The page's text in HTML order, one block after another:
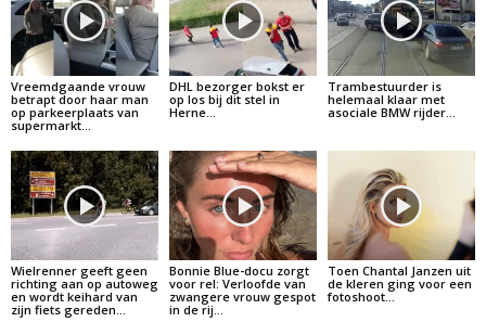
Vreemdgaande vrouw
betrapt door haar man
op parkeerplaats van
supermarkt…
DHL bezorger bokst er
op los bij dit stel in
Herne…
Trambestuurder is
helemaal klaar met
asociale BMW rijder…
Wielrenner geeft geen
richting aan op autoweg
en wordt keihard van
zijn fiets gereden…
Bonnie Blue-docu zorgt
voor rel: Verloofde van
zwangere vrouw gespot
in de rij…
Toen Chantal Janzen uit
de kleren ging voor een
fotoshoot…